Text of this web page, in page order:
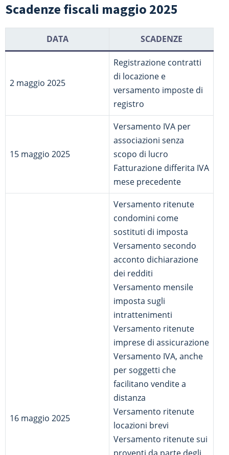
Scadenze fiscali maggio 2025
DATA SCADENZE
2 maggio 2025
Registrazione contratti
di locazione e
versamento imposte di
registro
15 maggio 2025
Versamento IVA per
associazioni senza
scopo di lucro
Fatturazione differita IVA
mese precedente
16 maggio 2025
Versamento ritenute
condomini come
sostituti di imposta
Versamento secondo
acconto dichiarazione
dei redditi
Versamento mensile
imposta sugli
intrattenimenti
Versamento ritenute
imprese di assicurazione
Versamento IVA, anche
per soggetti che
facilitano vendite a
distanza
Versamento ritenute
locazioni brevi
Versamento ritenute sui